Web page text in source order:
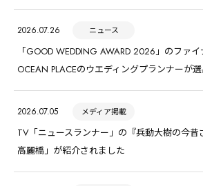
2026.07.26 ニュース
「GOOD WEDDING AWARD 2026」のファイ
OCEAN PLACEのウエディングプランナーが
2026.07.05 メディア掲載
TV「ニュースランナー」の『兵動大樹の今昔
高麗橋」が紹介されました